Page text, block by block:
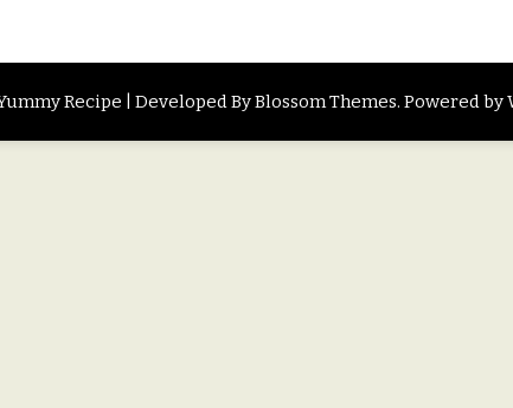
Recipe | Developed ByBlossom Themes. Powered by